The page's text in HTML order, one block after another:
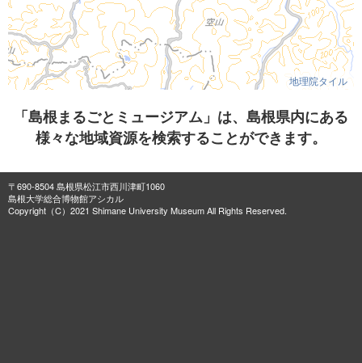
地理院タイル
「島根まるごとミュージアム」は、島根県内にある
様々な地域資源を検索することができます。
〒690-8504 島根県松江市西川津町1060
島根大学総合博物館アシカル
Copyright（C）2021 Shimane University Museum All Rights Reserved.